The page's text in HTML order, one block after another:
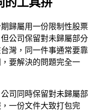
的工具拼
歸屬用一份限制性股票
公司保留對未歸屬部分
灣，同一件事通常要靠
要解決的問題完全一
司同時保留對未歸屬部
一份文件大致打包完